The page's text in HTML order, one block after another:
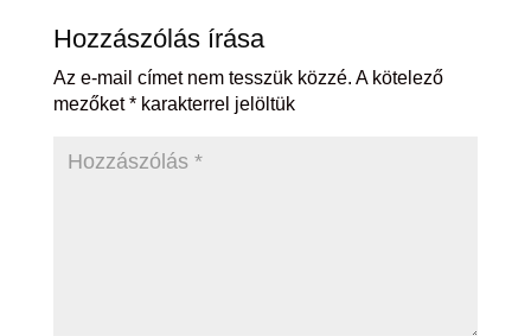
Hozzászólás írása
Az e-mail címet nem tesszük közzé. A kötelező
mezőket*karakterrel jelöltük